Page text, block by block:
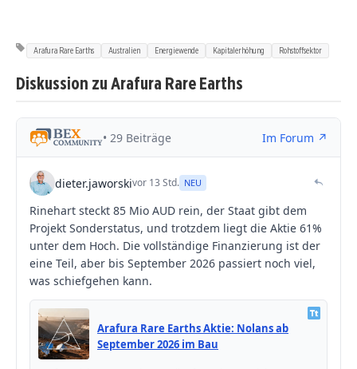
Arafura Rare Earths Australien Energiewende Kapitalerhöhung Rohstoffsektor
Diskussion zu Arafura Rare Earths